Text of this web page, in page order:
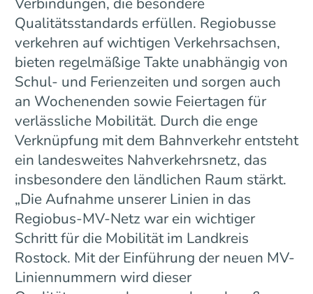
Qualitätsstandards erfüllen. Regiobusse
verkehren auf wichtigen Verkehrsachsen,
bieten regelmäßige Takte unabhängig von
Schul- und Ferienzeiten und sorgen auch
an Wochenenden sowie Feiertagen für
verlässliche Mobilität. Durch die enge
Verknüpfung mit dem Bahnverkehr entsteht
ein landesweites Nahverkehrsnetz, das
insbesondere den ländlichen Raum stärkt.
„Die Aufnahme unserer Linien in das
Regiobus-MV-Netz war ein wichtiger
Schritt für die Mobilität im Landkreis
Rostock. Mit der Einführung der neuen MV-
Liniennummern wird dieser